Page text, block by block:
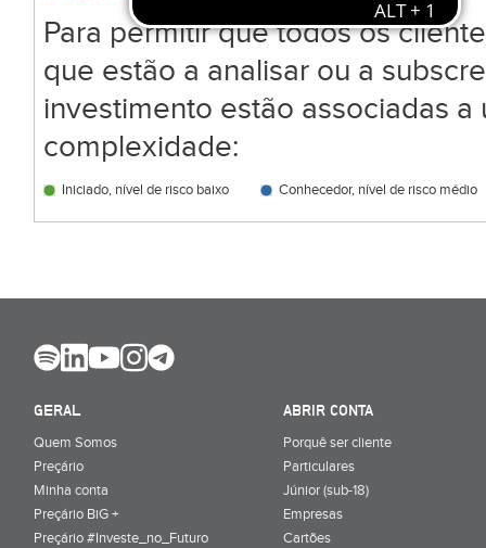
Para permitir que todos os
que estão a analisar ou a
investimento estão associadas
complexidade:
Iniciado, nível de risco baixo Conhecedor, nível de risco médio
GERAL
Quem Somos
Preçário
Minha conta
Preçário BiG +
Preçário #Investe_no_Futuro
ABRIR CONTA
Porquê ser cliente
Particulares
Júnior (sub-18)
Empresas
Cartões